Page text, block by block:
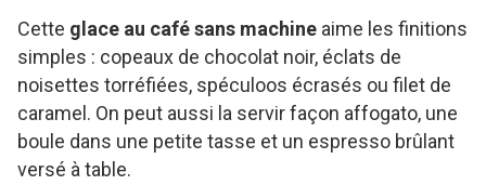
Cette glace au café sans machine aime les finitions
simples : copeaux de chocolat noir, éclats de
noisettes torréfiées, spéculoos écrasés ou filet de
caramel. On peut aussi la servir façon affogato, une
boule dans une petite tasse et un espresso brûlant
versé à table.